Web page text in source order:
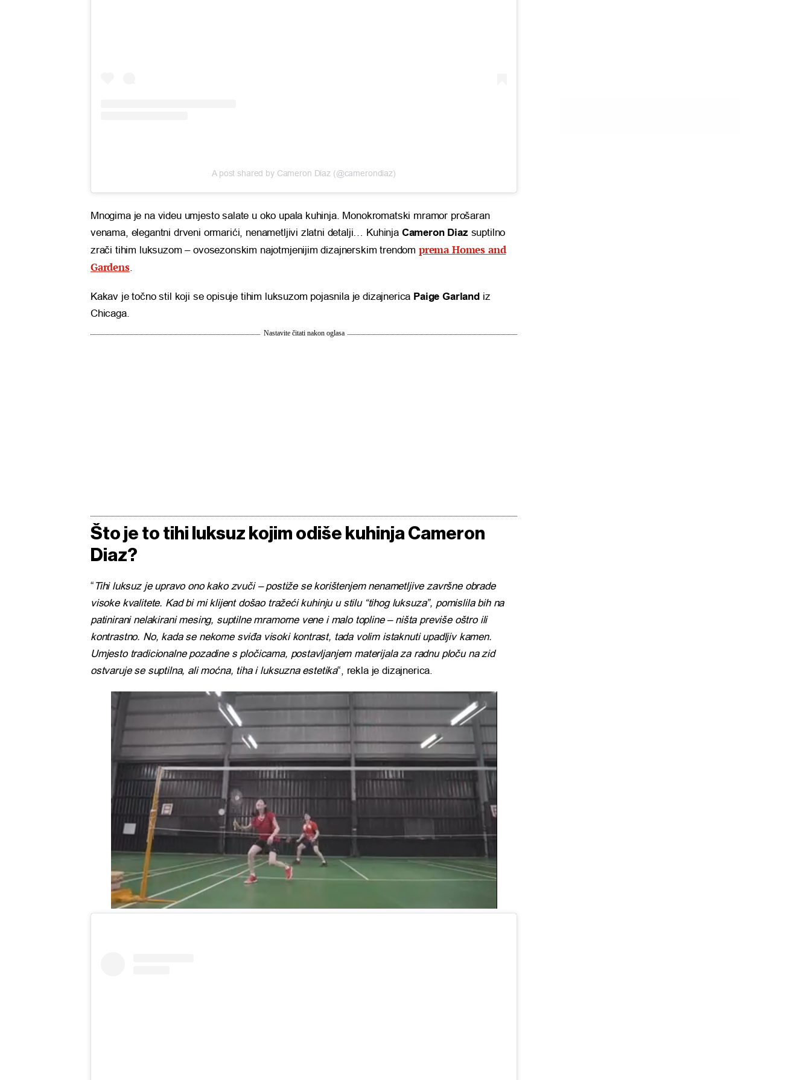
A post shared by Cameron Diaz (@camerondiaz)
Mnogima je na videu umjesto salate u oko upala kuhinja. Monokromatski mramor prošaran
venama, elegantni drveni ormarići, nenametljivi zlatni detalji… Kuhinja Cameron Diazsuptilno
zrači tihim luksuzom – ovosezonskim najotmjenijim dizajnerskim trendom prema Homes and
Gardens.
Kakav je točno stil koji se opisuje tihim luksuzom pojasnila je dizajnerica Paige Garlandiz
Chicaga.
Nastavite čitati nakon oglasa
Što je to tihi luksuz kojim odiše kuhinja Cameron
Diaz?
“ Tihi luksuz je upravo ono kako zvuči – postiže se korištenjem nenametljive završne obrade
visoke kvalitete. Kad bi mi klijent došao tražeći kuhinju u stilu “tihog luksuza”, pomislila bih na
patinirani nelakirani mesing, suptilne mramorne vene i malo topline – ništa previše oštro ili
kontrastno. No, kada se nekome sviđa visoki kontrast, tada volim istaknuti upadljiv kamen.
Umjesto tradicionalne pozadine s pločicama, postavljanjem materijala za radnu ploču na zid
ostvaruje se suptilna, ali moćna, tiha i luksuzna estetika“, rekla je dizajnerica.